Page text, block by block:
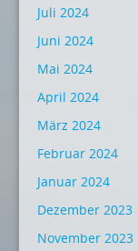
Juli 2024
Juni 2024
Mai 2024
April 2024
März 2024
Februar 2024
Januar 2024
Dezember 2023
November 2023